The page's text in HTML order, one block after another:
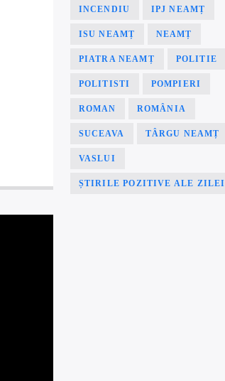
INCENDIU IPJ NEAMȚ
ISU NEAMȚ NEAMȚ
PIATRA NEAMȚ POLITIE
POLITISTI POMPIERI
ROMAN ROMÂNIA
SUCEAVA TÂRGU NEAMȚ
VASLUI
ȘTIRILE POZITIVE ALE ZILEI